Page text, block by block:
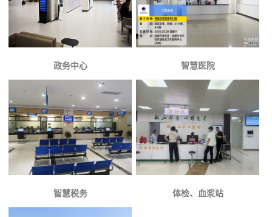
政务中心 智慧医院
智慧税务 体检、血浆站